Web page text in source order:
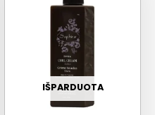
IŠPARDUOTA